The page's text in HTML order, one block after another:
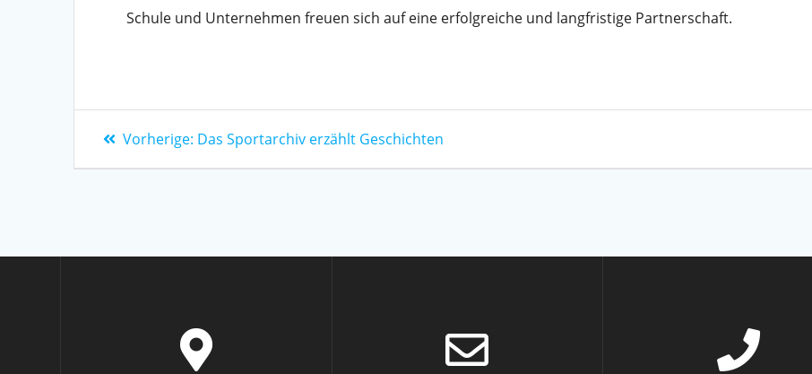
Schule und Unternehmen freuen sich auf eine erfolgreiche und langfristige Partnerschaft.
Vorherige: Das Sportarchiv erzählt Geschichten